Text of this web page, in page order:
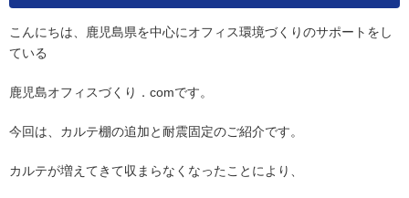
こんにちは、鹿児島県を中心にオフィス環境づくりのサポートをし
ている
鹿児島オフィスづくり．comです。
今回は、カルテ棚の追加と耐震固定のご紹介です。
カルテが増えてきて収まらなくなったことにより、